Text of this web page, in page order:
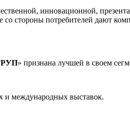
инновационной,
стороны потребителей дают
» признана лучшей в своем
и международных выставок.